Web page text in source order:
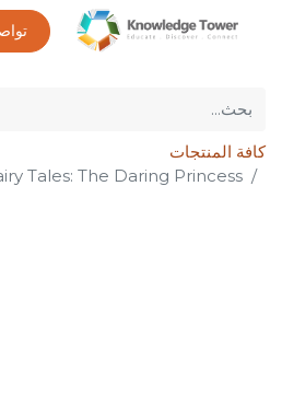
كافة المنتجات
Tales: The Daring Princess